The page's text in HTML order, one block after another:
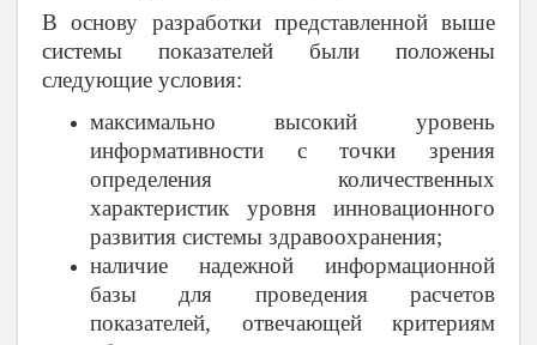
В основу разработки представленной выше
системы показателей были положены
следующие условия:
максимально высокий уровень
информативности с точки зрения
определения количественных
характеристик уровня инновационного
развития системы здравоохранения;
наличие надежной информационной
базы для проведения расчетов
показателей, отвечающей критериям